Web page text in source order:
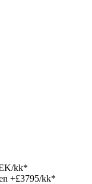
kk*
+£3795/kk*